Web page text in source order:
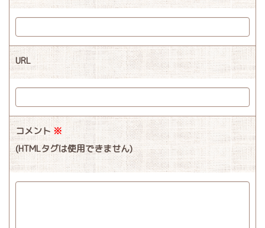
URL
コメント※
(HTMLタグは使用できません)